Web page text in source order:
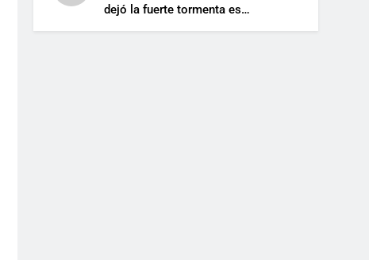
dejó la fuerte tormenta es
incalculable